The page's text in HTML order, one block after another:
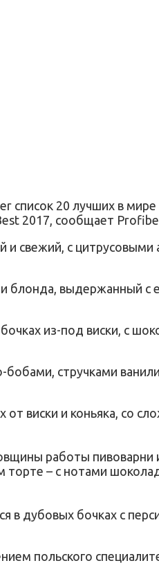
список 20 лучших в
2017, сообщает
и свежий, с
блонда, выдержанный с
из-под виски, с
стручками
виски и коньяка, со
работы пивоварни
– с нотами
в дубовых бочках с
польского